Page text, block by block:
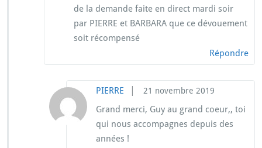
de la demande faite en direct mardi soir
par PIERRE et BARBARA que ce dévouement
soit récompensé
Répondre
PIERRE 21 novembre 2019
Grand merci, Guy au grand coeur,, toi
qui nous accompagnes depuis des
années !